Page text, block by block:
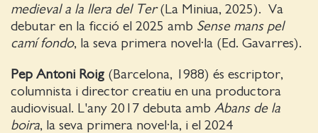
medieval a la llera del Ter(La Miniua, 2025). Va
debutar en la ficció el 2025 amb Sense mans pel
camí fondo, la seva primera novel·la (Ed. Gavarres).
Pep Antoni Roig (Barcelona, 1988) és escriptor,
columnista i director creatiu en una productora
audiovisual. L'any 2017 debuta amb Abans de la
boira, la seva primera novel·la, i el 2024